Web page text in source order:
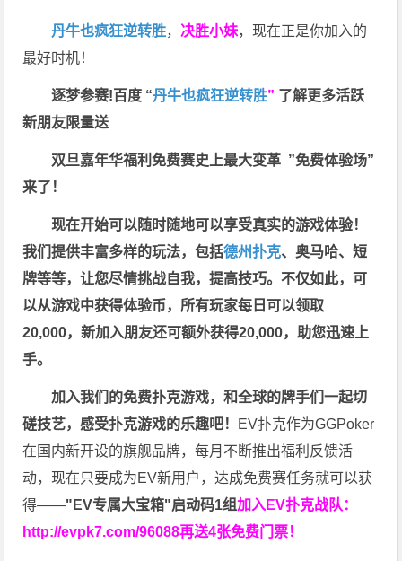
丹牛也疯狂逆转胜，决胜小妹，现在正是你加入的
最好时机！
逐梦参赛!百度 “丹牛也疯狂逆转胜” 了解更多活跃
新朋友限量送
双旦嘉年华福利免费赛史上最大变革 ”免费体验场”
来了！
现在开始可以随时随地可以享受真实的游戏体验！
我们提供丰富多样的玩法，包括德州扑克、奥马哈、短
牌等等，让您尽情挑战自我，提高技巧。不仅如此， 可
以从游戏中获得体验币，所有玩家每日可以领取
20,000，新加入朋友还可额外获得20,000，助您迅速上
手。
加入我们的免费扑克游戏，和全球的牌手们一起切
磋技艺，感受扑克游戏的乐趣吧！ EV扑克作为GGPoker
在国内新开设的旗舰品牌，每月不断推出福利反馈活
动，现在只要成为EV新用户，达成免费赛任务就可以获
得——"EV专属大宝箱"启动码1组加入EV扑克战队：
http://evpk7.com/96088再送4张免费门票！